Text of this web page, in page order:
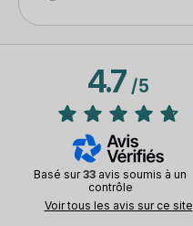
4.7/5
Basé sur33 avis soumis à un
contrôle
Voir tous les avis sur ce site